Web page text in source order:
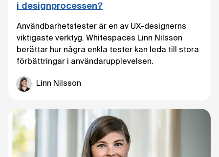
i designprocessen?
Användbarhetstester är en av UX-designerns
viktigaste verktyg. Whitespaces Linn Nilsson
berättar hur några enkla tester kan leda till stora
förbättringar i användarupplevelsen.
Linn Nilsson